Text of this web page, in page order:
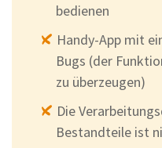
bedienen
Handy-App mit
Bugs (der
zu überzeugen)
Die
Bestandteile ist